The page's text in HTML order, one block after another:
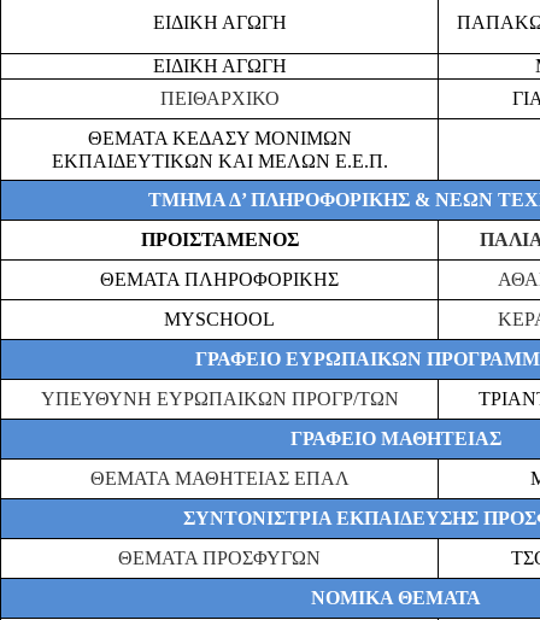
ΕΙΔΙΚΗ ΑΓΩΓΗ
ΕΙΔΙΚΗ ΑΓΩΓΗ
ΠΕΙΘΑΡΧΙΚΟ
ΘΕΜΑΤΑ ΚΕΔΑΣΥ ΜΟΝΙΜΩΝ
ΕΚΠΑΙΔΕΥΤΙΚΩΝ ΚΑΙ ΜΕΛΩΝ Ε.Ε.Π.
ΤΜΗΜΑ Δ’ ΠΛΗΡΟΦΟΡΙΚΗΣ & ΝΕΩΝ
ΠΡΟΙΣΤΑΜΕΝΟΣ
ΘΕΜΑΤΑ ΠΛΗΡΟΦΟΡΙΚΗΣ
MYSCHOOL
ΓΡΑΦΕΙΟ ΕΥΡΩΠΑΙΚΩΝ
ΥΠΕΥΘΥΝΗ ΕΥΡΩΠΑΙΚΩΝ ΠΡΟΓΡ/ΤΩΝ
ΓΡΑΦΕΙΟ ΜΑΘΗΤΕΙΑΣ
ΘΕΜΑΤΑ ΜΑΘΗΤΕΙΑΣ ΕΠΑΛ
ΣΥΝΤΟΝΙΣΤΡΙΑ ΕΚΠΑΙΔΕΥΣΗΣ
ΘΕΜΑΤΑ ΠΡΟΣΦΥΓΩΝ
ΝΟΜΙΚΑ ΘΕΜΑΤΑ